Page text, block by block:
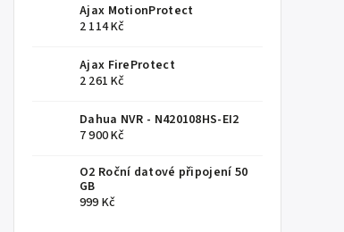
Ajax MotionProtect
2 114 Kč
Ajax FireProtect
2 261 Kč
Dahua NVR - N420108HS-EI2
7 900 Kč
O2 Roční datové připojení 50
GB
999 Kč